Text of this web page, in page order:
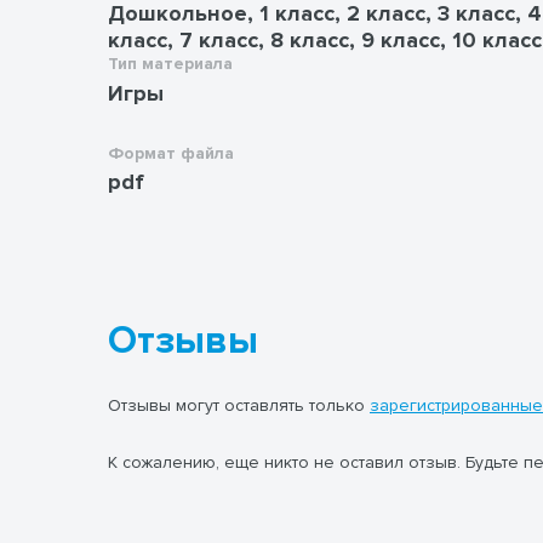
Дошкольное, 1 класс, 2 класс, 3 класс,
класс, 7 класс, 8 класс, 9 класс, 10
Тип материала
Игры
Формат файла
pdf
Отзывы
Отзывы могут оставлять только зарегистрированные
К сожалению, еще никто не оставил отзыв. Будьте